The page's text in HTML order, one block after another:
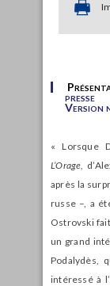
presse
Version
« Lorsque
L’Orage,
après la
russe –, a
Ostrovski
un grand
Podalydès,
intéressé à